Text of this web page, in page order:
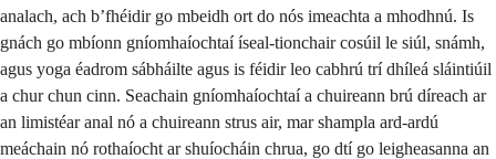
analach, ach b’fhéidir go mbeidh ort do nós imeachta a mhodhnú. Is
gnách go mbíonn gníomhaíochtaí íseal-tionchair cosúil le siúl, snámh,
agus yoga éadrom sábháilte agus is féidir leo cabhrú trí dhíleá sláintiúil
a chur chun cinn. Seachain gníomhaíochtaí a chuireann brú díreach ar
an limistéar anal nó a chuireann strus air, mar shampla ard-ardú
meáchain nó rothaíocht ar shuíocháin chrua, go dtí go leigheasanna an